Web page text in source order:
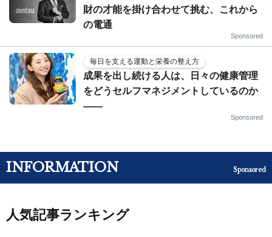
財の才能を掛け合わせて挑む、これから
の電通
Sponsored
毎日を支える運動と栄養の整え方
成果を出し続ける人は、日々の健康管理
をどうセルフマネジメントしているのか
——
Sponsored
INFORMATION Sponsored
人気記事ランキング